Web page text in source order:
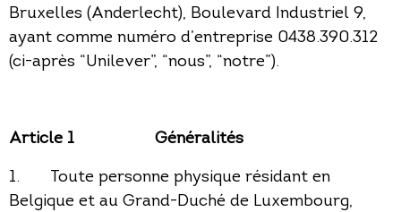
Bruxelles (Anderlecht), Boulevard Industriel 9,
ayant comme numéro d’entreprise 0438.390.312
(ci-après “Unilever”, “nous”, “notre”).
Article 1
Généralités
1. Toute personne physique résidant en
Belgique et au Grand-Duché de Luxembourg,